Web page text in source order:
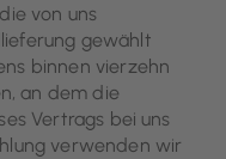
von uns
gewählt
binnen vierzehn
an dem die
Vertrags bei uns
verwenden wir